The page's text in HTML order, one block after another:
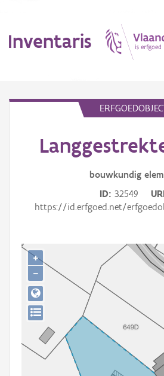
Inventaris
Erfgoedobject
Gebeurtenis
Persoon of collectief
Downloads
Hergebruik
Aanmelden
bouwkundig
ID 32549
https://id.erfgoed.net/
+
−